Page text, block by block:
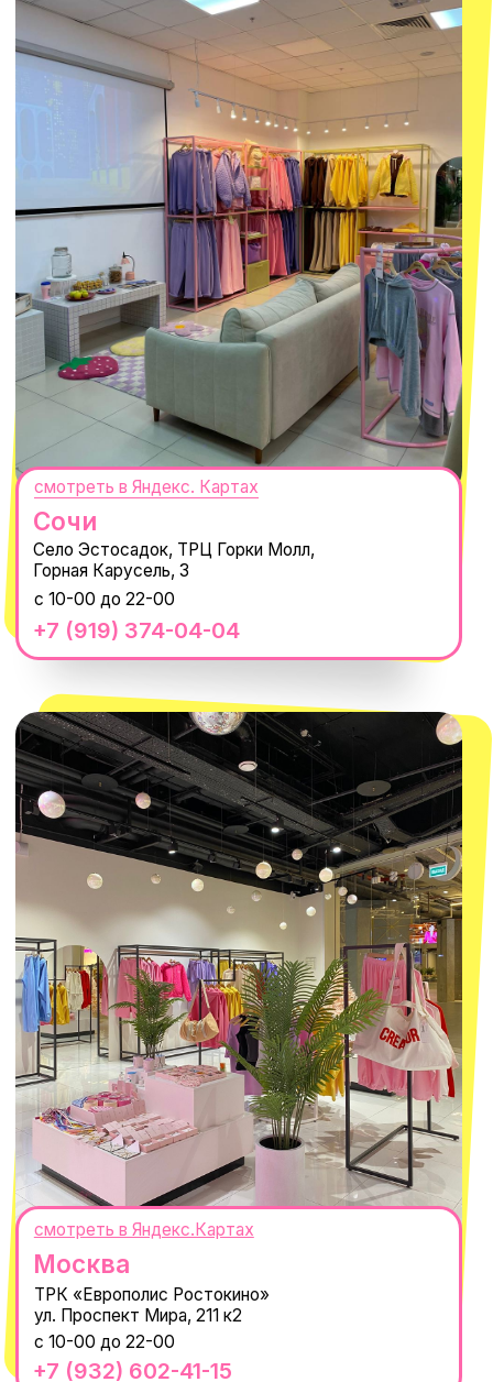
+7 (932) 602-41-15
ТРК «Европолис Ростокино»
с 10-00 до 22-00
смотреть в Яндекс.Картах
ИП Проворный Алексей Алексеевич
ИНН 667114098580
ОГРНИП 320665800076581
Telegram
WhatsApp
8 800 550-06-92
macrocosm_store@mail.ru
КОНТАКТЫ
Оплата долями
Size guide
Обмен и возврат
Доставка и оплата
ПОКУПАТЕЛЯМ
Реквизиты
Наши путешествия
Наши проекты
Новости
Каталог
О КОМПАНИИ
© 2021-2025 Macrocosm ®
персональных данных
сообщений
ПОДПИСАТЬСЯ
СЕКРЕТНЫЕ ПРОМОКОДЫ, ПРИГЛАШЕНИЯ
НА МЕРОПРИЯТИЯ И АНОНСЫ НОВИНОК
РАНЬШЕ ВСЕХ
MACROCOSM
300'000+ подписчиков
Оферта
Пользовательское соглашение
Политика обработки персональных
данных